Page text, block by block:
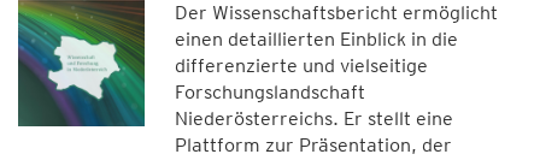
Der Wissenschaftsbericht ermöglicht
einen detaillierten Einblick in die
differenzierte und vielseitige
Forschungslandschaft
Niederösterreichs. Er stellt eine
Plattform zur Präsentation, der